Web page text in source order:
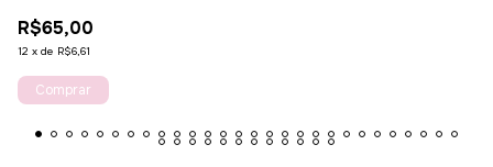
R$65,00
12 x de R$6,61